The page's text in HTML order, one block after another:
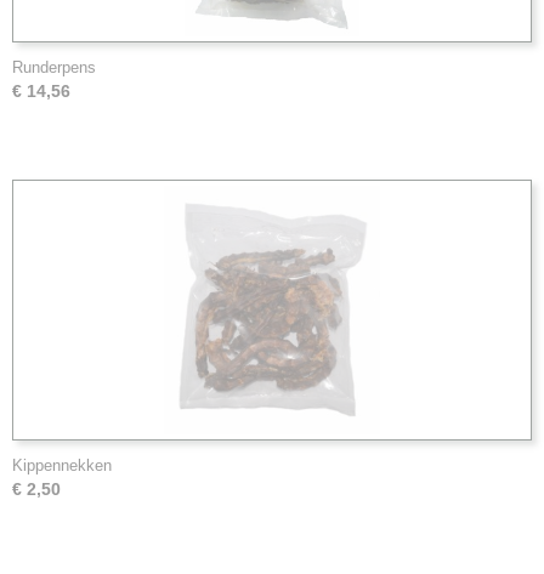
Runderpens
€ 14,56
Kippennekken
€ 2,50